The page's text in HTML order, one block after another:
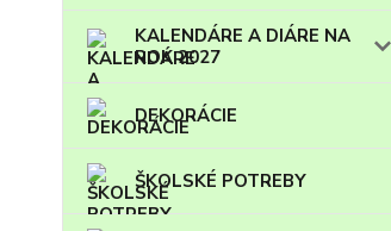
KALENDÁRE A DIÁRE NA
ROK 2027
DEKORÁCIE
ŠKOLSKÉ POTREBY